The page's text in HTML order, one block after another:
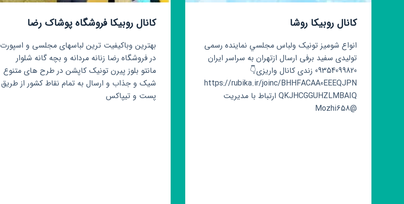
کانال روبیکا روشا
انواع شومیز تونیک ولباس مجلسي نماینده رسمی
تولیدی سفید برفی ارسال ازتهران به سراسر ایران
09354099820 زندی کانال واریزی👇
https://rubika.ir/joinc/BHHFACAA0EEEQJPN
QKJHCGGUHZLMBAIQ ارتباط با مدیریت
@Mozhi658
کانال روبیکا فروشگاه پوشاک رضا
بهترین وباکیفیت ترین لباسهای مجلسی و اسپورت
در فروشگاه رضا زنانه مردانه و بچه گانه شلوار
مانتو بلوز پیرن تونیک کاپشن در طرح های متنوع
شیک و جذاب و ارسال به تمام نقاط کشور از طریق
پست و تیپاکس